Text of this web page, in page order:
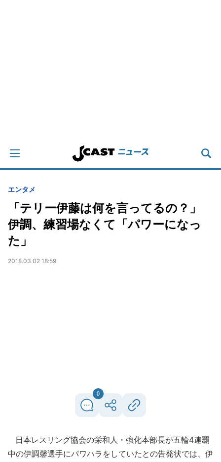
エンタメ
「テリー伊藤は何を言ってるの？」
伊調、練習場なくて「パワーになっ
た」
2018.03.02 18:59
0
日本レスリング協会の栄和人・強化本部長が五輪4連覇
中の伊調馨選手にパワハラをしていたとの告発状では、伊